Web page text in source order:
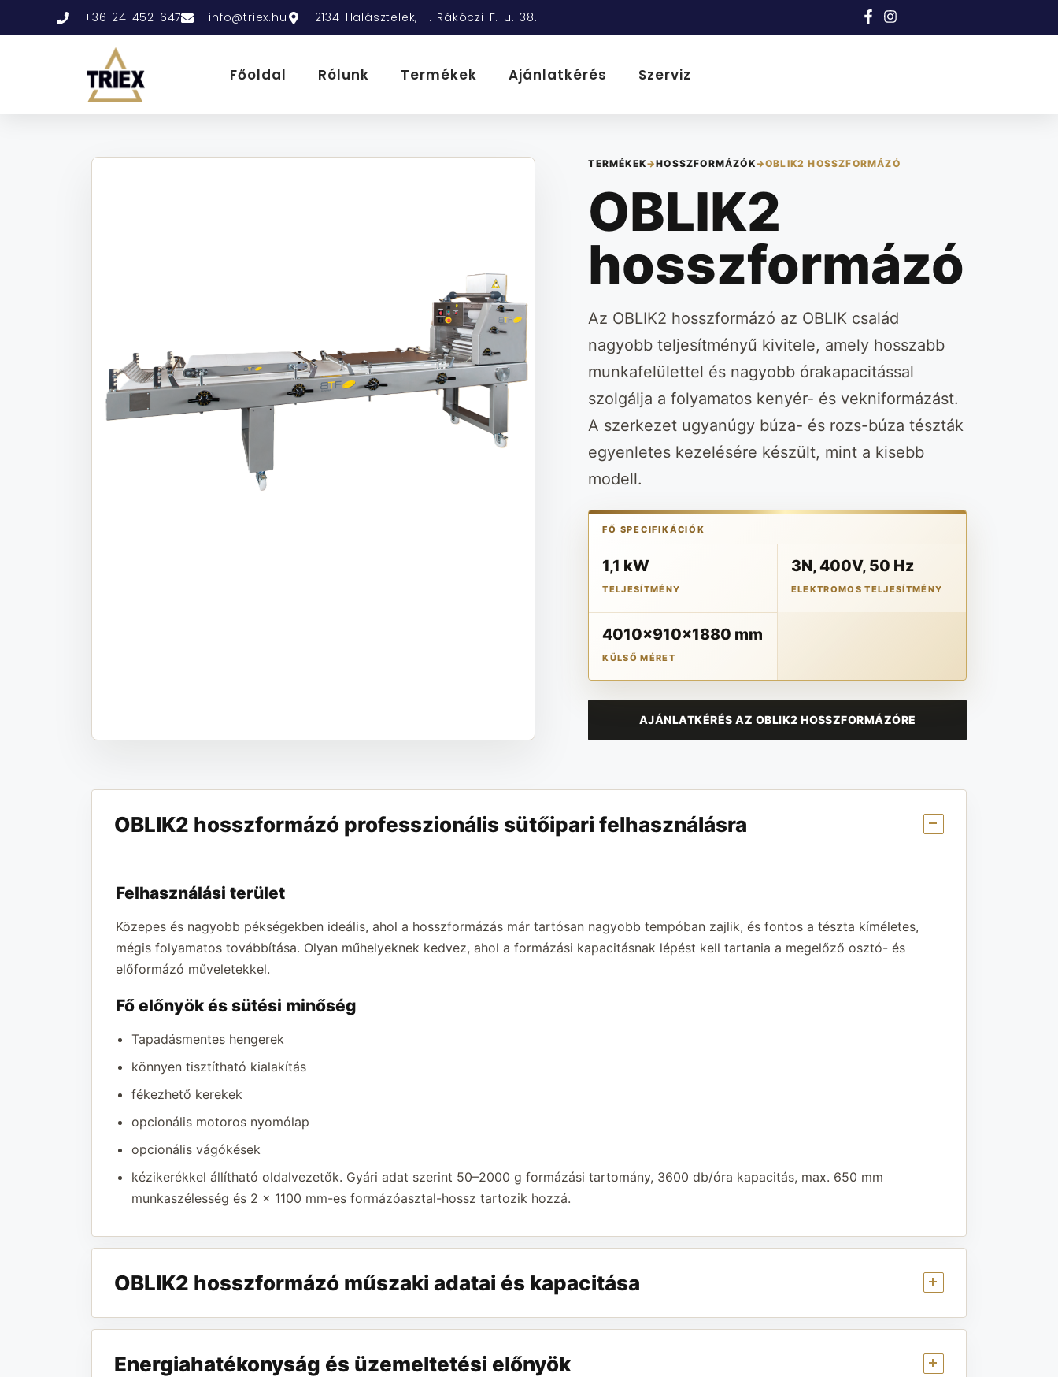
+36 24 452 647 info@triex.hu 2134 Halásztelek, II. Rákóczi F. u. 38.
Főoldal Rólunk Termékek Ajánlatkérés Szerviz
TERMÉKEK→HOSSZFORMÁZÓK→OBLIK2 HOSSZFORMÁZÓ
OBLIK2
hosszformázó
Az OBLIK2 hosszformázó az OBLIK család
nagyobb teljesítményű kivitele, amely hosszabb
munkafelülettel és nagyobb órakapacitással
szolgálja a folyamatos kenyér- és vekniformázást.
A szerkezet ugyanúgy búza- és rozs-búza tészták
egyenletes kezelésére készült, mint a kisebb
modell.
FŐ SPECIFIKÁCIÓK
1,1 kW
TELJESÍTMÉNY
3N, 400V, 50 Hz
ELEKTROMOS TELJESÍTMÉNY
4010x910x1880 mm
KÜLSŐ MÉRET
AJÁNLATKÉRÉS AZ OBLIK2 HOSSZFORMÁZÓRE
OBLIK2 hosszformázó professzionális sütőipari felhasználásra
Felhasználási terület
Közepes és nagyobb pékségekben ideális, ahol a hosszformázás már tartósan nagyobb tempóban zajlik, és fontos a tészta kíméletes,
mégis folyamatos továbbítása. Olyan műhelyeknek kedvez, ahol a formázási kapacitásnak lépést kell tartania a megelőző osztó- és
előformázó műveletekkel.
Fő előnyök és sütési minőség
Tapadásmentes hengerek
könnyen tisztítható kialakítás
fékezhető kerekek
opcionális motoros nyomólap
opcionális vágókések
kézikerékkel állítható oldalvezetők. Gyári adat szerint 50–2000 g formázási tartomány, 3600 db/óra kapacitás, max. 650 mm
munkaszélesség és 2 x 1100 mm-es formázóasztal-hossz tartozik hozzá.
OBLIK2 hosszformázó műszaki adatai és kapacitása
Energiahatékonyság és üzemeltetési előnyök